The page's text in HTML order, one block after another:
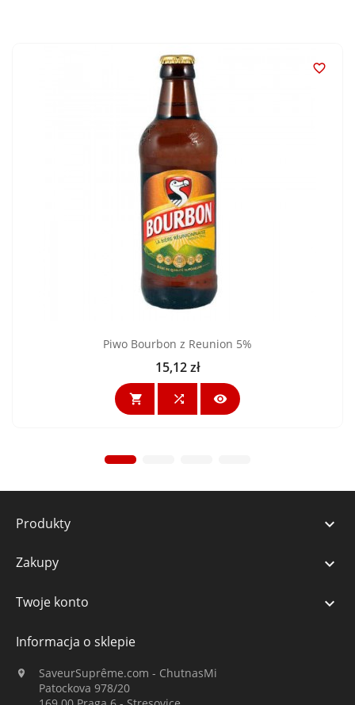

Piwo Bourbon z Reunion 5%
Cena
15,12 zł
  
Produkty 
Zakupy 
Twoje konto 
Informacja o sklepie

SaveurSuprême.com - ChutnasMi
Patockova 978/20